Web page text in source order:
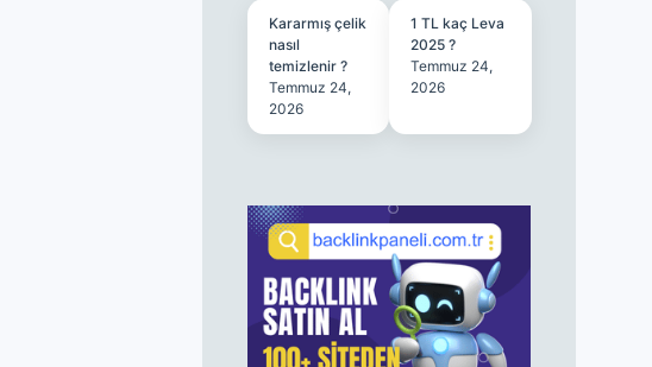
Kararmış çelik
nasıl
temizlenir ?
Temmuz 24,
2026
1 TL kaç Leva
2025 ?
Temmuz 24,
2026